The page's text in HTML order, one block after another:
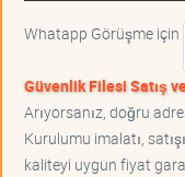
Whatapp Görüşme için
Güvenlik Filesi Satış
Arıyorsanız, doğru
Kurulumu imalatı,
kaliteyi uygun fiyat